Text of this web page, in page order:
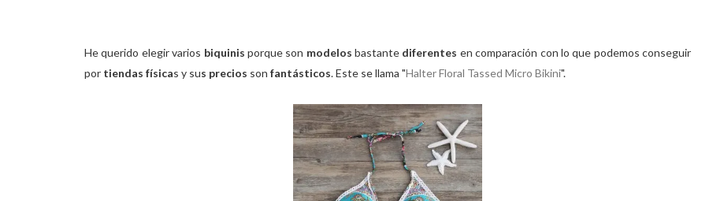
He querido elegir varios biquinis porque son modelos bastante diferentes en comparación con lo que podemos conseguir
por tiendas físicas y sus precios son fantásticos. Este se llama "Halter Floral Tassed Micro Bikini".